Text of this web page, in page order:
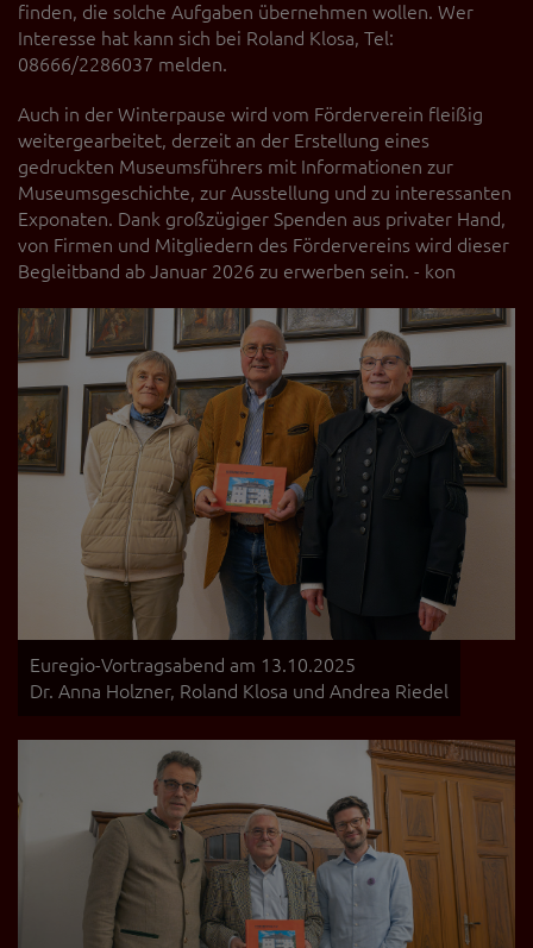
finden, die solche Aufgaben übernehmen wollen. Wer
Interesse hat kann sich bei Roland Klosa, Tel:
08666/2286037 melden.
Auch in der Winterpause wird vom Förderverein fleißig
weitergearbeitet, derzeit an der Erstellung eines
gedruckten Museumsführers mit Informationen zur
Museumsgeschichte, zur Ausstellung und zu interessanten
Exponaten. Dank großzügiger Spenden aus privater Hand,
von Firmen und Mitgliedern des Fördervereins wird dieser
Begleitband ab Januar 2026 zu erwerben sein. - kon
Euregio-Vortragsabend am 13.10.2025
Dr. Anna Holzner, Roland Klosa und Andrea Riedel